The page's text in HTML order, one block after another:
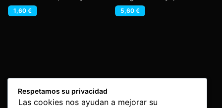
1,60 €
Glass,Freddy & Melocko
Ruboy
5,60 €
Respetamos su privacidad
Las cookies nos ayudan a mejorar su